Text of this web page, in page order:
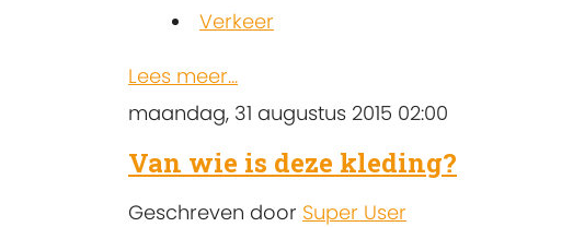
Verkeer
Lees meer...
maandag, 31 augustus 2015 02:00
Van wie is deze kleding?
Geschreven door Super User